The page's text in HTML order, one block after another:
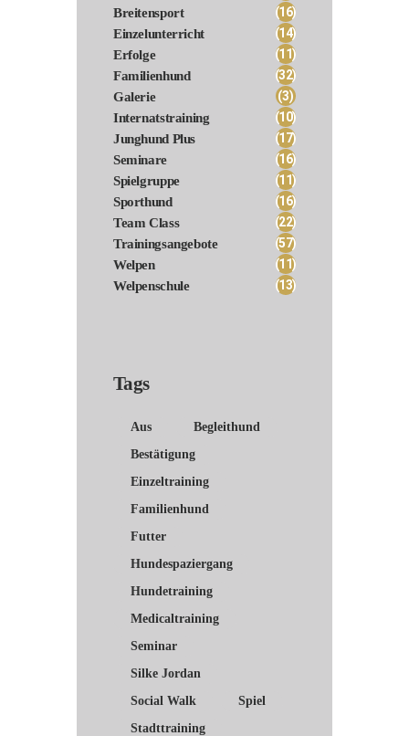
Breitensport (16)
Einzelunterricht (14)
Erfolge (11)
Familienhund (32)
Galerie (3)
Internatstraining (10)
Junghund Plus (17)
Seminare (16)
Spielgruppe (11)
Sporthund (16)
Team Class (22)
Trainingsangebote (57)
Welpen (11)
Welpenschule (13)
Tags
Aus
Begleithund
Bestätigung
Einzeltraining
Familienhund
Futter
Hundespaziergang
Hundetraining
Medicaltraining
Seminar
Silke Jordan
Social Walk
Spiel
Stadttraining